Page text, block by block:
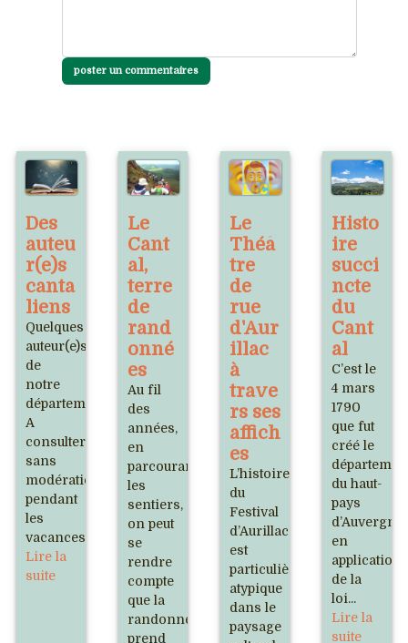
poster un commentaires
Des
auteu
r(e)s
canta
liens
Quelques
auteur(e)s
de
notre
département.
A
consulter
sans
modération
pendant
les
vacances.
Lire la
suite
Le
Cant
al,
terre
de
rand
onné
es
Au fil
des
années,
en
parcourant
les
sentiers,
on peut
se
rendre
compte
que la
randonnée
prend
Le
Théâ
tre
de
rue
d'Aur
illac
à
trave
rs ses
affich
es
L’histoire
du
Festival
d’Aurillac
est
particulièrement
atypique
dans le
paysage
Histo
ire
succi
ncte
du
Cant
al
C’est le
4 mars
1790
que fut
créé le
du haut-
pays
d’Auvergne
en
application
de la
loi...
Lire la
suite